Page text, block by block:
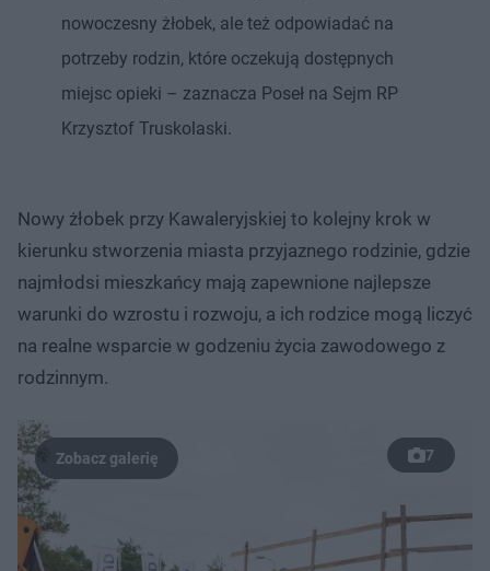
nowoczesny żłobek, ale też odpowiadać na
potrzeby rodzin, które oczekują dostępnych
miejsc opieki – zaznacza Poseł na Sejm RP
Krzysztof Truskolaski.
Nowy żłobek przy Kawaleryjskiej to kolejny krok w
kierunku stworzenia miasta przyjaznego rodzinie, gdzie
najmłodsi mieszkańcy mają zapewnione najlepsze
warunki do wzrostu i rozwoju, a ich rodzice mogą liczyć
na realne wsparcie w godzeniu życia zawodowego z
rodzinnym.
7